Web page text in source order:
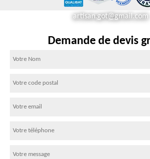
artisan.got@gmail.com
Demande de devis